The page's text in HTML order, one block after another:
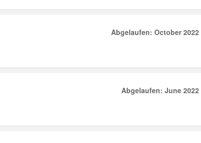
Abgelaufen: October 2022
Abgelaufen: June 2022